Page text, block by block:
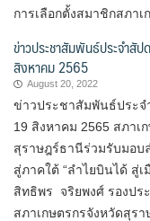
Search
for:
การเลือกตั้งสมาชิกสภาเ
ข่าวประชาสัมพันธ์ประจำสั
สิงหาคม 2565
August 20, 2022
ข่าวประชาสัมพันธ์ประ
19 สิงหาคม 2565 สภาเ
สุราษฎร์ธานีร่วมรับมอบ
สู่ภาคใต้ “ลำไยบินได้
สิทธิพร จริยพงศ์ รองปร
สภาเกษตรกรจังหวัดสุร